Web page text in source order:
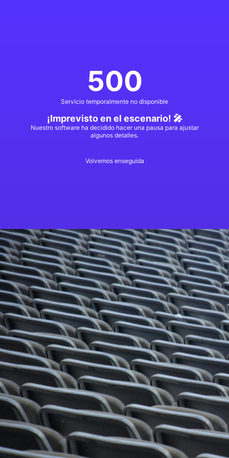
500
Servicio temporalmente no disponible
¡Imprevisto en el escenario! 🎤
Nuestro software ha decidido hacer una pausa para ajustar
algunos detalles.
Volvemos enseguida